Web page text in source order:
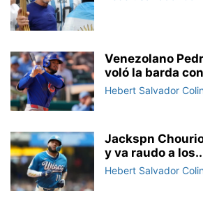
Venezolano
voló la barda
Hebert Salvador
Jackspn
y va raudo a
Hebert Salvador